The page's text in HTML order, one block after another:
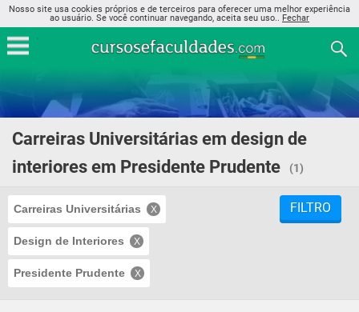
Nosso site usa cookies próprios e de terceiros para oferecer uma melhor experiência
ao usuário. Se você continuar navegando, aceita seu uso.. Fechar
Carreiras Universitárias em design de
interiores em Presidente Prudente
(1)
Carreiras Universitárias
Design de Interiores
Presidente Prudente
FILTRO